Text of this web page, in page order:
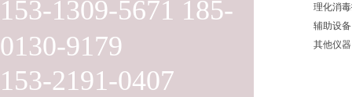
153-1309-5671 185-
0130-9179
153-2191-0407
理化消
辅助设备
其他仪器